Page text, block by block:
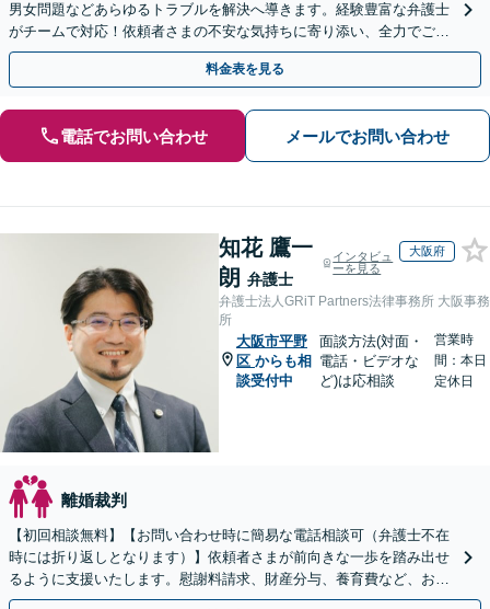
男女問題などあらゆるトラブルを解決へ導きます。経験豊富な弁護士
がチームで対応！依頼者さまの不安な気持ちに寄り添い、全力でご支
援します。【子連れ相談可／完全個室】
料金表を見る
電話でお問い合わせ メールでお問い合わせ
知花 鷹一
朗 弁護士
インタビュ
ーを見る
大阪府
弁護士法人GRiT Partners法律事務所 大阪事務
所
大阪市平野
区 からも相
談受付中
面談方法(対面・
電話・ビデオな
ど)は応相談
営業時
間：本日
定休日
離婚裁判
【初回相談無料】【お問い合わせ時に簡易な電話相談可（弁護士不在
時には折り返しとなります）】依頼者さまが前向きな一歩を踏み出せ
るように支援いたします。慰謝料請求、財産分与、養育費など、お困
りの点について、最善の解決策をご提案いたします。